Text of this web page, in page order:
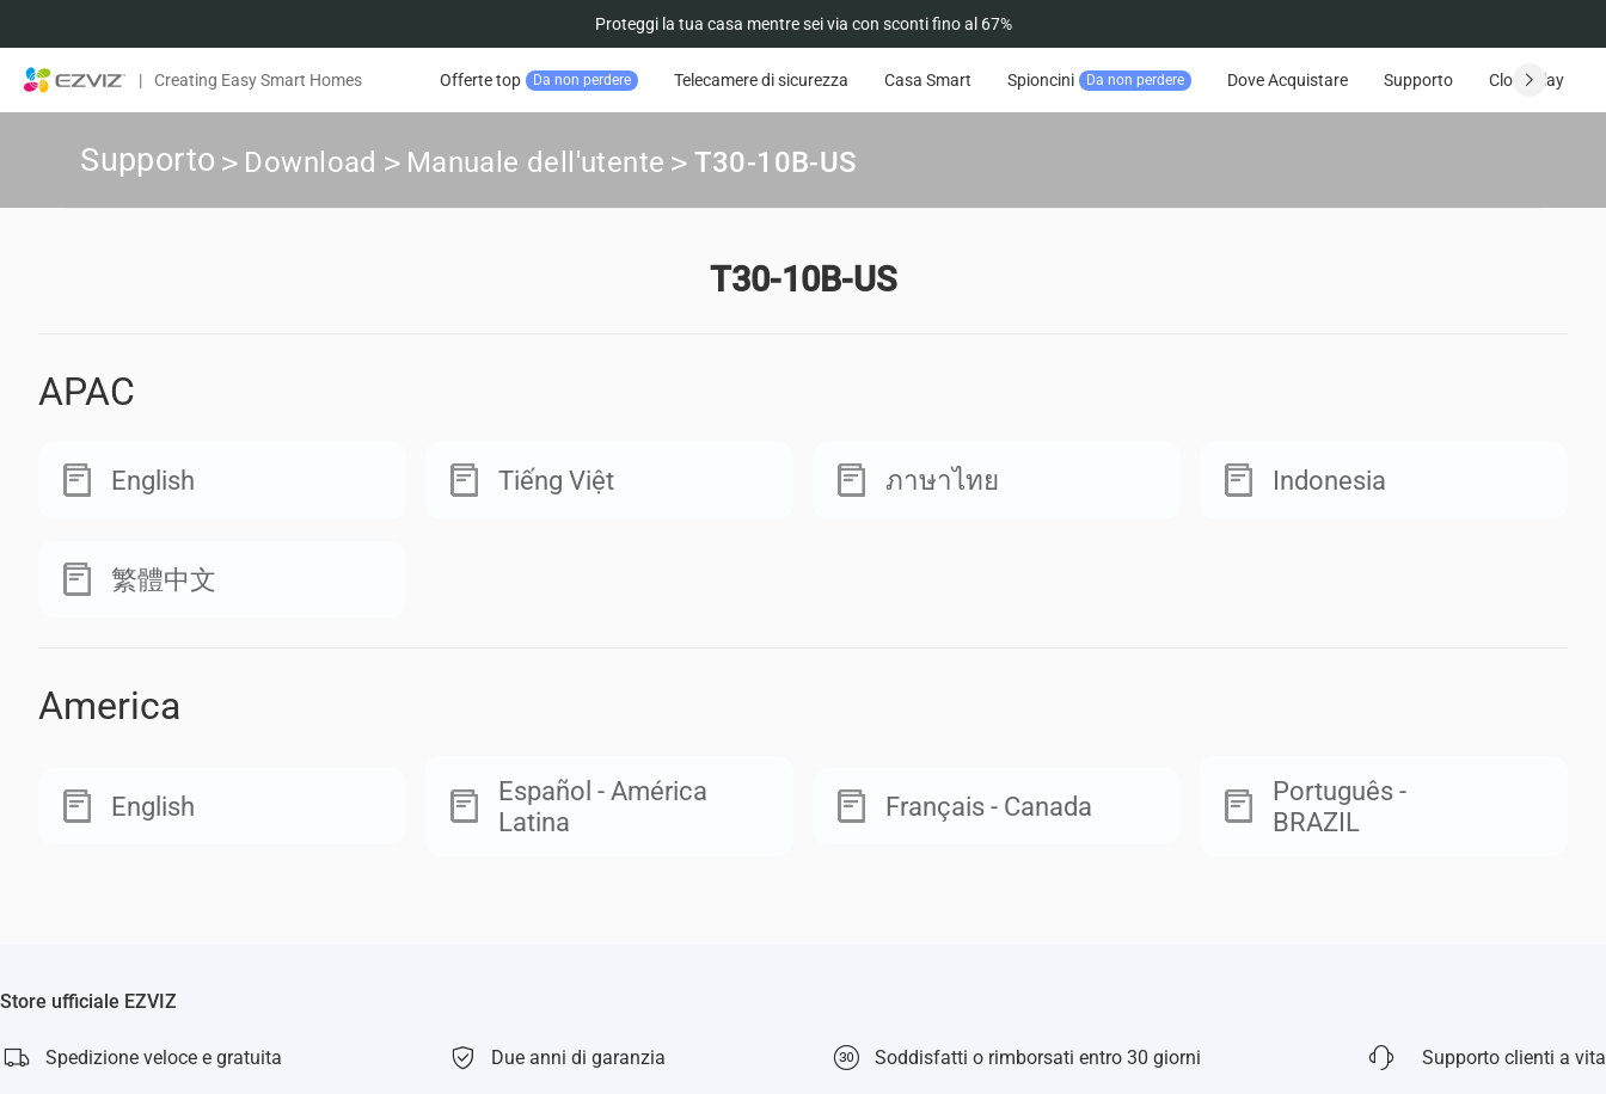
Proteggi la tua casa mentre sei via con sconti fino al 67%
| Creating Easy Smart Homes Offerte top Da non perdere Telecamere di sicurezza Casa Smart Spioncini Da non perdere Dove Acquistare Supporto CloudPlay
Supporto > Download > Manuale dell'utente > T30-10B-US
T30-10B-US
APAC
English Tiếng Việt ภาษาไทย Indonesia
繁體中文
America
English
Español - América
Latina
Français - Canada
Português -
BRAZIL
Store ufficiale EZVIZ
Spedizione veloce e gratuita Due anni di garanzia Soddisfatti o rimborsati entro 30 giorni Supporto clienti a vita